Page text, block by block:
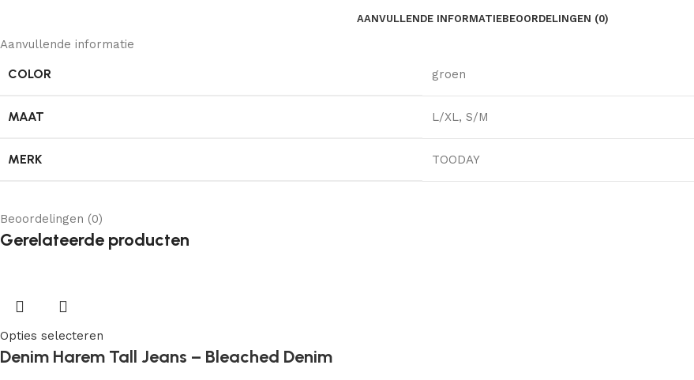
AANVULLENDE INFORMATIEBEOORDELINGEN (0)
Aanvullende informatie
COLOR groen
MAAT L/XL, S/M
MERK TOODAY
Beoordelingen (0)
Gerelateerde producten
Opties selecteren
Denim Harem Tall Jeans – Bleached Denim